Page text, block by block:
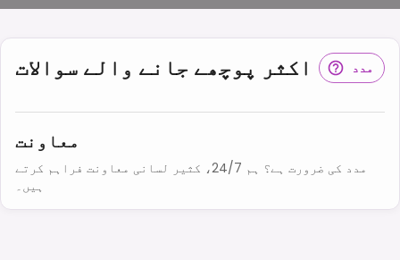
اکثر پوچھے جانے والے سوالات مدد
معاونت
مدد کی ضرورت ہے؟ ہم 24/7، کثیر لسانی معاونت فراہم کرتے
ہیں۔